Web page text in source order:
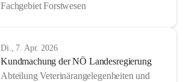
Fachgebiet Forstwesen
Di., 7. Apr. 2026
Kundmachung der NÖ Landesregierung
Abteilung Veterinärangelegenheiten und